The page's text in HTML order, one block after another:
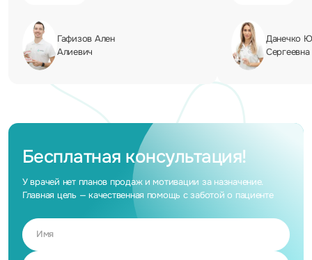
виниры и тотальное протезирование
зубов, при весьма демократичных ценах.
Гафизов Ален
Алиевич
Данечко
Сергеевна
Бесплатная консультация!
У врачей нет планов продаж и мотивации за назначение.
Главная цель — качественная помощь с заботой о пациенте
Имя